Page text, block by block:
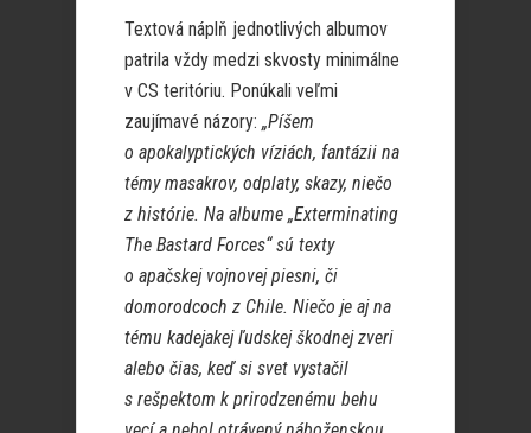
Textová náplň jednotlivých albumov
patrila vždy medzi skvosty minimálne
v CS teritóriu. Ponúkali veľmi
zaujímavé názory: „Píšem
o apokalyptických víziách, fantázii na
témy masakrov, odplaty, skazy, niečo
z histórie. Na albume „Exterminating
The Bastard Forces“ sú texty
o apačskej vojnovej piesni, či
domorodcoch z Chile. Niečo je aj na
tému kadejakej ľudskej škodnej zveri
alebo čias, keď si svet vystačil
s rešpektom k prirodzenému behu